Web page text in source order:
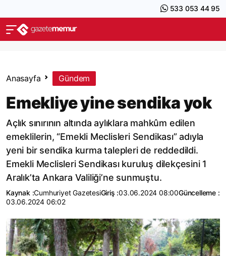
533 053 44 95
Anasayfa Gündem
Emekliye yine sendika yok
Açlık sınırının altında aylıklara mahkûm edilen
emeklilerin, “Emekli Meclisleri Sendikası” adıyla
yeni bir sendika kurma talepleri de reddedildi.
Emekli Meclisleri Sendikası kuruluş dilekçesini 1
Aralık’ta Ankara Valiliği’ne sunmuştu.
Kaynak :Cumhuriyet GazetesiGiriş :03.06.2024 08:00Güncelleme :
03.06.2024 06:02